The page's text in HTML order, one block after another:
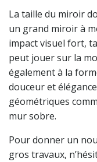
La taille du miroir
un grand miroir à
impact visuel fort,
peut jouer sur la
également à la
douceur et
géométriques
mur sobre.
Pour donner un
gros travaux,